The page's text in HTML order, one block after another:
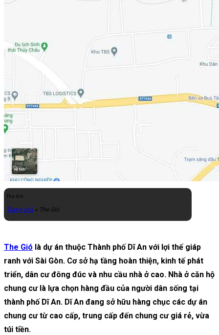
The Gió
Trang chủ» The Gió
The Gió là dự án thuộc Thành phố Dĩ An với lợi thế giáp
ranh với Sài Gòn. Cơ sở hạ tầng hoàn thiện, kinh tế phát
triển, dân cư đông đúc và nhu cầu nhà ở cao. Nhà ở căn hộ
chung cư là lựa chọn hàng đầu của người dân sống tại
thành phố Dĩ An. Dĩ An đang sở hữu hàng chục các dự án
chung cư từ cao cấp, trung cấp đến chung cư giá rẻ, vừa
túi tiền.